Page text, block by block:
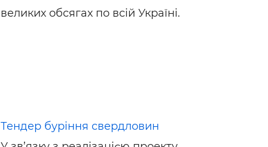
великих обсягах по всій Україні.
Тендер буріння свердловин